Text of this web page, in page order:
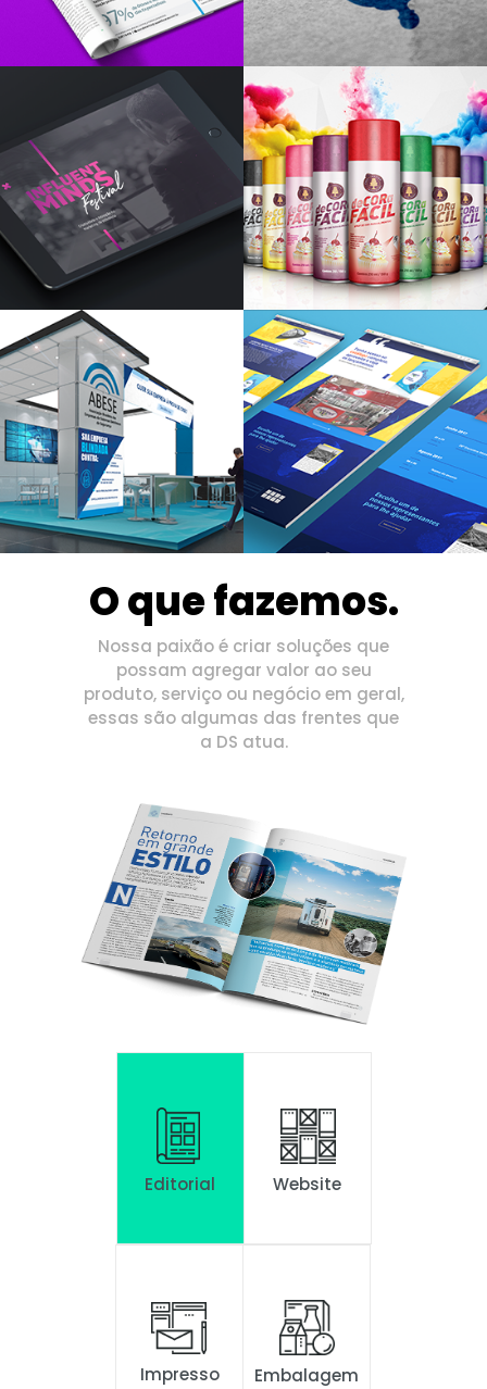
O que fazemos.
Nossa paixão é criar soluções que
possam agregar valor ao seu
produto, serviço ou negócio em geral,
essas são algumas das frentes que
a DS atua.
Editorial Website
Impresso Embalagem